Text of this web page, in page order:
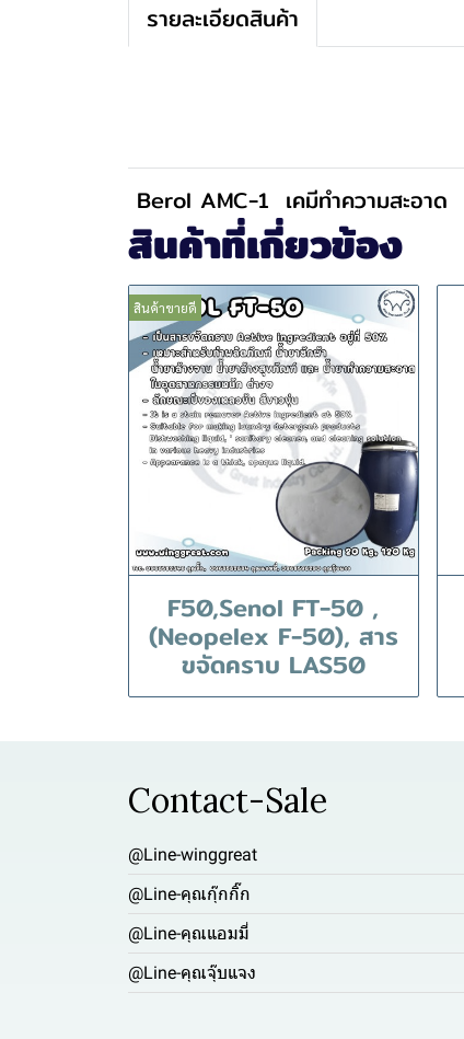
รายละเอียดสินค้า
Berol AMC-1 เคมีทำความสะอาด
สินค้าที่เกี่ยวข้อง
สินค้าขายดี
F50,Senol FT-50 ,
(Neopelex F-50), สาร
ขจัดคราบ LAS50
Contact-Sale
@Line-winggreat
@Line-คุณกุ๊กกิ๊ก
@Line-คุณแอมมี่
@Line-คุณจุ๊บแจง